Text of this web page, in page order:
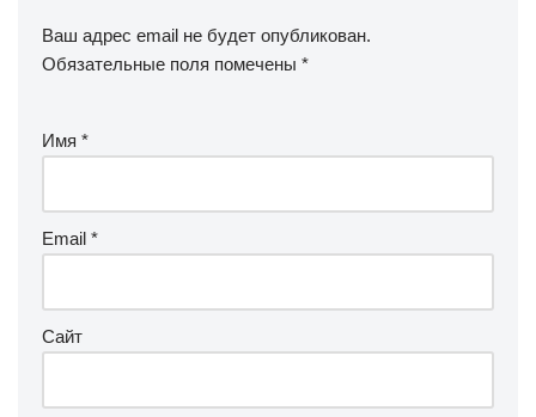
Ваш адрес email не будет опубликован.
Обязательные поля помечены *
Имя *
Email *
Сайт